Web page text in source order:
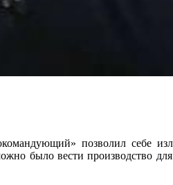
позволил себе
было вести производство